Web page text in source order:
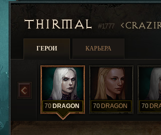
THIRMAL #1777
ГЕРОИ КАРЬЕРА
70 DRAGON 70 DRAGON 70